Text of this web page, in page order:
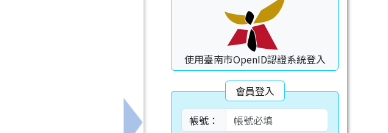
使用臺南市OpenID認證系統登入
會員登入
帳號：